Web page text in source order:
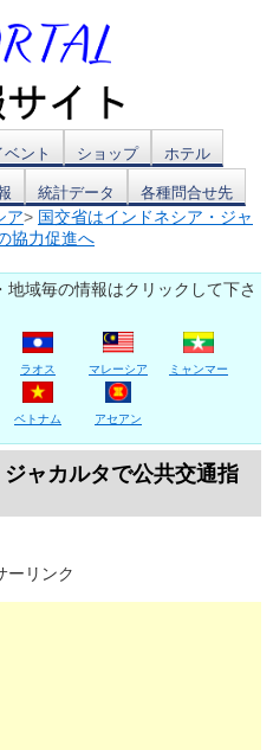
ベント ショップ
ホテル
統計データ 各種問合せ先
ア> 国交省はインドネシア・ジャ
協力促進へ
域毎の情報はクリックして下さ
ラオス マレーシア ミャンマー
ベトナム アセアン
ャカルタで公共交通指
ーリンク